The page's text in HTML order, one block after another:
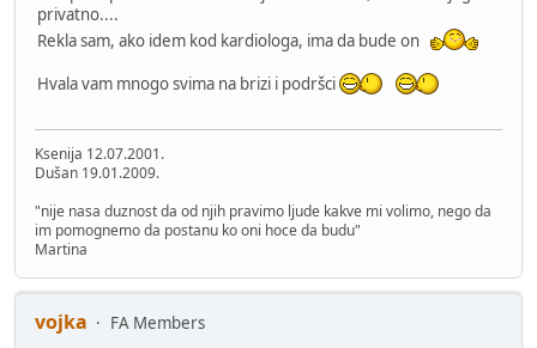
privatno....
Rekla sam, ako idem kod kardiologa, ima da bude on
Hvala vam mnogo svima na brizi i podršci
Ksenija 12.07.2001.
Dušan 19.01.2009.
"nije nasa duznost da od njih pravimo ljude kakve mi volimo, nego da
im pomognemo da postanu ko oni hoce da budu"
Martina
vojka
FA Members